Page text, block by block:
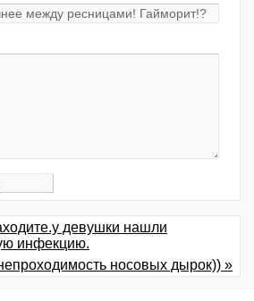
девушки нашли
инфекцию.
носовых дырок)) »